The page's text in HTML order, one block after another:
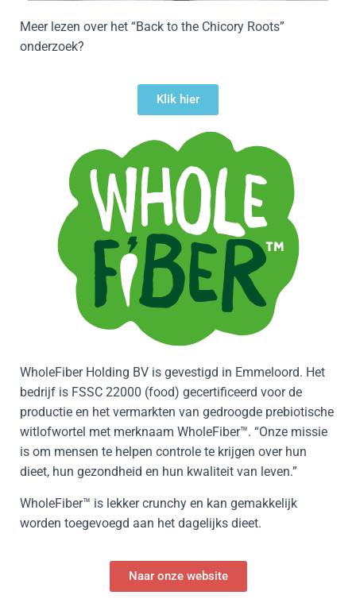
Meer lezen over het “Back to the Chicory Roots”
onderzoek?
Klik hier
WholeFiber Holding BV is gevestigd in Emmeloord. Het
bedrijf is FSSC 22000 (food) gecertificeerd voor de
productie en het vermarkten van gedroogde prebiotische
witlofwortel met merknaam WholeFiber™. “Onze missie
is om mensen te helpen controle te krijgen over hun
dieet, hun gezondheid en hun kwaliteit van leven.”
WholeFiber™ is lekker crunchy en kan gemakkelijk
worden toegevoegd aan het dagelijks dieet.
Naar onze website